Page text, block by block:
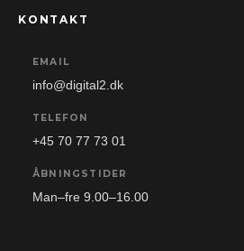
KONTAKT
EMAIL
info@digital2.dk
TELEFON
+45 70 77 73 01
ÅBNINGSTIDER
Man–fre 9.00–16.00